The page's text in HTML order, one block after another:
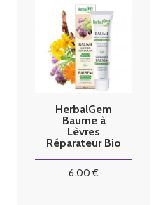
HerbalGem
Baume à
Lèvres
Réparateur Bio
6.00 €